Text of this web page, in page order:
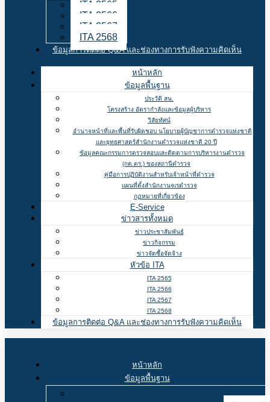
ITA 2565
ITA 2566
ITA 2567
ITA 2568
ข้อมูลการติดต่อ Q&A และช่องทางการรับฟังความคิดเห็น
หน้าหลัก
ข้อมูลพื้นฐาน
ประวัติ สน.
โครงสร้าง อัตรากำลังและข้อมูลผู้บริหาร
วิสัยทัศน์
อำนาจหน้าที่และพื้นที่รับผิดชอบ นโยบายผู้บัญชาการตำรวจแห่งชาติ
และยุทธศาสตร์สำนักงานตำรวจแห่งชาติ 20 ปี
ข้อมูลคณะกรรมการตรวจสอบและติดตามการบริหารงานตำรวจ
(กต.ตร.) ของสถานีตำรวจ
คู่มือการปฏิบัติงานสำหรับเจ้าหน้าที่ตำรวจ
แผนที่ตั้งสำนักงานจเรตำรวจ
กฏหมายที่เกี่ยวข้อง
E-Service
ข่าวสารทั้งหมด
ข่าวประชาสัมพันธ์
ข่าวกิจกรรม
ข่าวจัดซื้อจัดจ้าง
หัวข้อ ITA
ITA 2565
ITA 2566
ITA 2567
ITA 2568
ข้อมูลการติดต่อ Q&A และช่องทางการรับฟังความคิดเห็น
หน้าหลัก
ข้อมูลพื้นฐาน